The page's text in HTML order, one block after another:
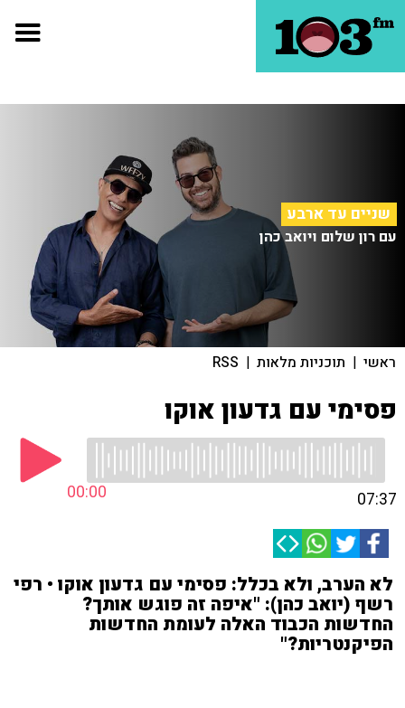
שניים עד ארבע
עם רון שלום ויואב כהן
ראשי | תוכניות מלאות |
RSS
פסימי עם גדעון אוקו
00:00 07:37
לא הערב, ולא בכלל: פסימי עם גדעון אוקו • רפי
רשף (יואב כהן): "איפה זה פוגש אותך?
החדשות הכבוד האלה לעומת החדשות
הפיקנטריות?"